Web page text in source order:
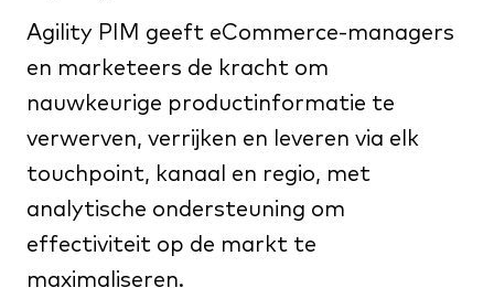
Agility PIM geeft eCommerce-managers
en marketeers de kracht om
nauwkeurige productinformatie te
verwerven, verrijken en leveren via elk
touchpoint, kanaal en regio, met
analytische ondersteuning om
effectiviteit op de markt te
maximaliseren.